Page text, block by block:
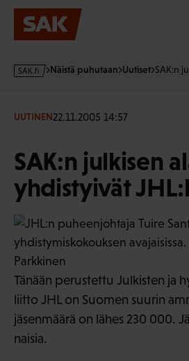
Hyppää
sisältöön
s
·
Näistä puhutaan Uutiset SAK:n
UUTINEN22.11.2005 14:57
SAK:n julkisen
yhdistyivät
Tänään perustettu Julkisten ja
liitto JHL on Suomen suurin
jäsenmäärä on lähes 230 000.
naisia.